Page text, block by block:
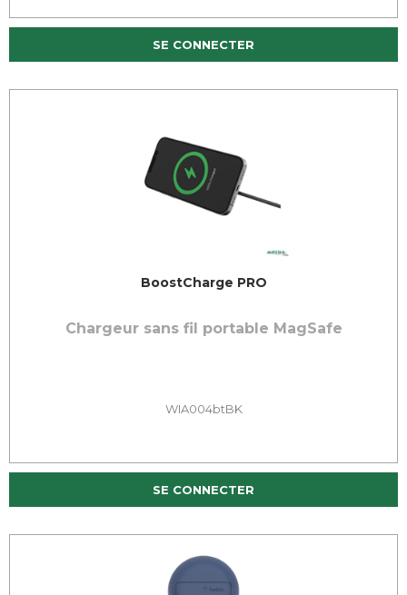
SE CONNECTER
BoostCharge PRO
Chargeur sans fil portable MagSafe
WIA004btBK
SE CONNECTER